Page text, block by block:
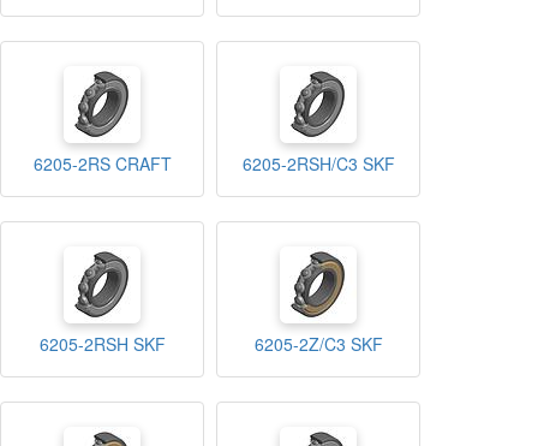
6205-2RS CRAFT 6205-2RSH/C3 SKF
6205-2RSH SKF 6205-2Z/C3 SKF